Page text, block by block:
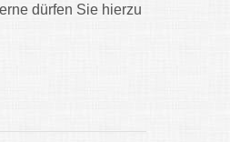
dürfen Sie hierzu